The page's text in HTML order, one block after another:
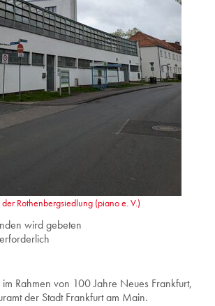
der Rothenbergsiedlung (piano e. V.)
wird gebeten
Rahmen von 100 Jahre Neues Frankfurt,
der Stadt Frankfurt am Main.